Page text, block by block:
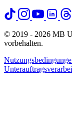
© 2019 - 2026 MB
vorbehalten.